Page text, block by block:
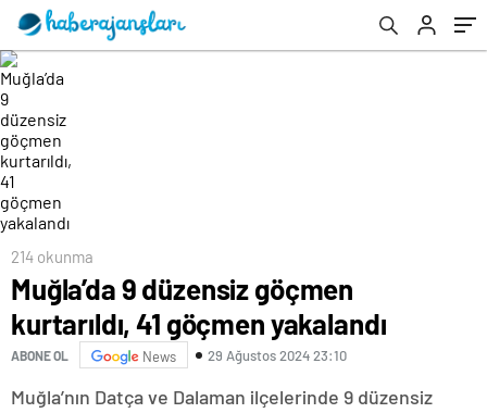
214 okunma
Muğla’da 9 düzensiz göçmen
kurtarıldı, 41 göçmen yakalandı
ABONE OL News 29 Ağustos 2024 23:10
Muğla’nın Datça ve Dalaman ilçelerinde 9 düzensiz